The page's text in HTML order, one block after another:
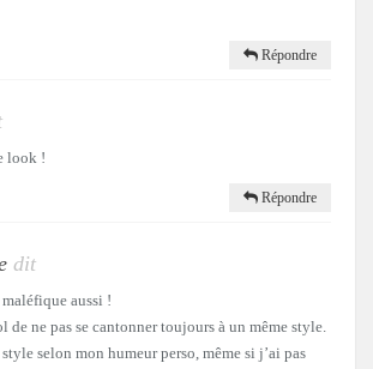
Répondre
look !
Répondre
dit
aussi !
de ne pas se cantonner toujours à un même style.
style selon mon humeur perso, même si j’ai pas